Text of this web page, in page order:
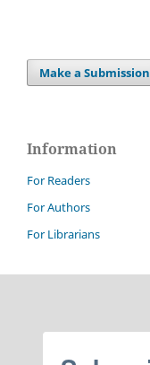
Make a Submission
Information
For Readers
For Authors
For Librarians